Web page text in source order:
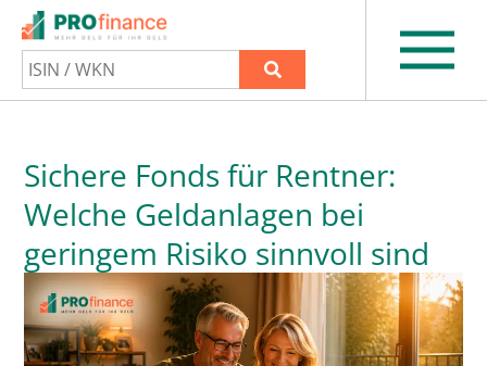
Sichere Fonds für Rentner:
Welche Geldanlagen bei
geringem Risiko sinnvoll sind